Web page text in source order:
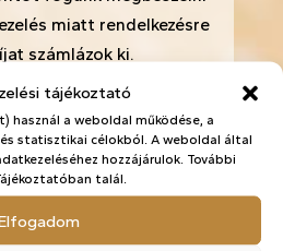
tájékoztató
használ a weboldal működése, a
statisztikai célokból. A weboldal által
hozzájárulok. További
talál.
miatt rendelkezésre
számlázok ki.
esetben a késés
a kezelés időtartama.
higiénia
az egészség.
vagy fertőző beteg